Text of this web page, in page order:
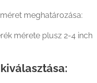
meghatározása:
mérete plusz 2-4 inch